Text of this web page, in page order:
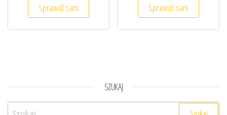
Sprawdź sam Sprawdź sam
SZUKAJ
Szukaj: